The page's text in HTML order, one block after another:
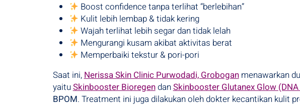
Boost confidence tanpa terlihat “berlebihan”
Kulit lebih lembap & tidak kering
Wajah terlihat lebih segar dan tidak lelah
Mengurangi kusam akibat aktivitas berat
Memperbaiki tekstur & pori-pori
Saat ini,Nerissa Skin Clinic Purwodadi, Groboganmenawarkan
yaituSkinbooster BioregendanSkinbooster Glutanex Glow
BPOM. Treatment ini juga dilakukan oleh dokter kecantikan kulit